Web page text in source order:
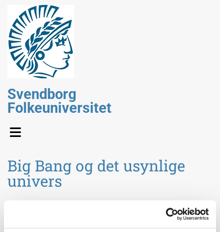
Svendborg
Folkeuniversitet
Big Bang og det usynlige
univers
Ved professor i astronomi Steen Hannestad, Institut